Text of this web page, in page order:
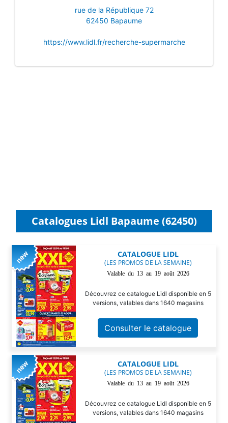
rue de la République 72
62450 Bapaume
https://www.lidl.fr/recherche-supermarche
Catalogues Lidl Bapaume (62450)
CATALOGUE LIDL
(LES PROMOS DE LA SEMAINE)
Valable du 13 au 19 août 2026
Découvrez ce catalogue Lidl disponible en 5
versions, valables dans 1640 magasins
Consulter le catalogue
CATALOGUE LIDL
(LES PROMOS DE LA SEMAINE)
Valable du 13 au 19 août 2026
Découvrez ce catalogue Lidl disponible en 5
versions, valables dans 1640 magasins